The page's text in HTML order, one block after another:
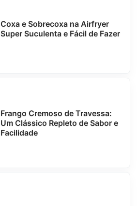
Coxa e Sobrecoxa na Airfryer
Super Suculenta e Fácil de Fazer
Frango Cremoso de Travessa:
Um Clássico Repleto de Sabor e
Facilidade